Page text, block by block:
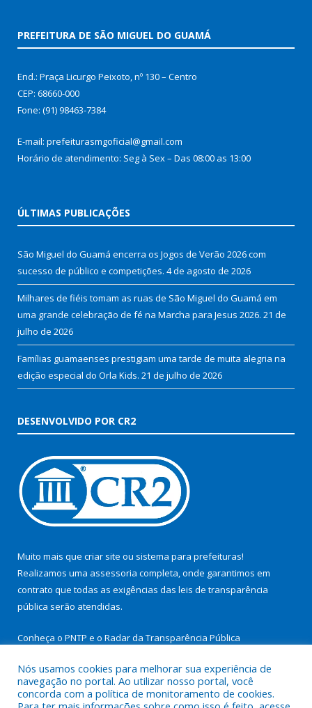
PREFEITURA DE SÃO MIGUEL DO GUAMÁ
End.: Praça Licurgo Peixoto, nº 130 – Centro
CEP: 68660-000
Fone: (91) 98463-7384
E-mail: prefeiturasmgoficial@gmail.com
Horário de atendimento: Seg à Sex – Das 08:00 as 13:00
ÚLTIMAS PUBLICAÇÕES
São Miguel do Guamá encerra os Jogos de Verão 2026 com
sucesso de público e competições. 4 de agosto de 2026
Milhares de fiéis tomam as ruas de São Miguel do Guamá em
uma grande celebração de fé na Marcha para Jesus 2026. 21 de
julho de 2026
Famílias guamaenses prestigiam uma tarde de muita alegria na
edição especial do Orla Kids. 21 de julho de 2026
DESENVOLVIDO POR CR2
Muito mais que criar site ou sistema para prefeituras!
Realizamos uma assessoria completa, onde garantimos em
contrato que todas as exigências das leis de transparência
pública serão atendidas.
Conheça o PNTP e o Radar da Transparência Pública
Nós usamos cookies para melhorar sua experiência de
navegação no portal. Ao utilizar nosso portal, você
concorda com a política de monitoramento de cookies.